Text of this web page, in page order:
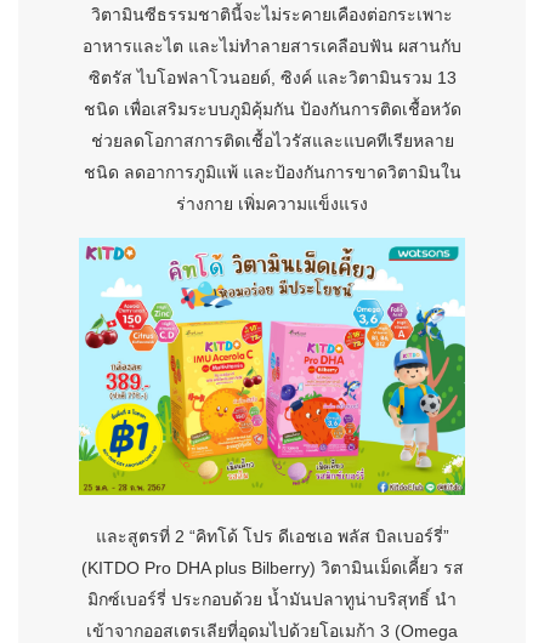
วิตามินซีธรรมชาตินี้จะไม่ระคายเคืองต่อกระเพาะ
อาหารและไต และไม่ทำลายสารเคลือบฟัน ผสานกับ
ซิตรัส ไบโอฟลาโวนอยด์, ซิงค์ และวิตามินรวม 13
ชนิด เพื่อเสริมระบบภูมิคุ้มกัน ป้องกันการติดเชื้อหวัด
ช่วยลดโอกาสการติดเชื้อไวรัสและแบคทีเรียหลาย
ชนิด ลดอาการภูมิแพ้ และป้องกันการขาดวิตามินใน
ร่างกาย เพิ่มความแข็งแรง
และสูตรที่ 2 “คิทโด้ โปร ดีเอชเอ พลัส บิลเบอร์รี่”
(KITDO Pro DHA plus Bilberry) วิตามินเม็ดเคี้ยว รส
มิกซ์เบอร์รี่ ประกอบด้วย น้ำมันปลาทูน่าบริสุทธิ์ นำ
เข้าจากออสเตรเลียที่อุดมไปด้วยโอเมก้า 3 (Omega